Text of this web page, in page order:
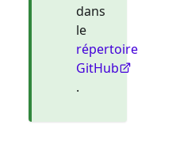
dans
le
répertoire
GitHub
.